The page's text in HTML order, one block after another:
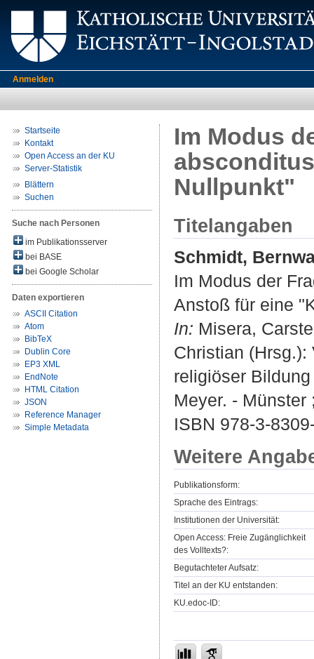
Anmelden
Startseite
Kontakt
Open Access an der KU
Server-Statistik
Blättern
Suchen
Suche nach Personen
im Publikationsserver
bei BASE
bei Google Scholar
Daten exportieren
ASCII Citation
Atom
BibTeX
Dublin Core
EP3 XML
EndNote
HTML Citation
JSON
Reference Manager
Simple Metadata
Im Modus
Nullpunkt"
Titelangaben
Schmidt,
Im Modus der
Anstoß für eine
In: Misera,
Christian
religiöser
Meyer. - Münster
ISBN 978-3-
Weitere
Publikationsform:
Sprache des Eintrags:
Institutionen der Universität:
Open Access: Freie Zugänglichkeit
des Volltexts?:
Begutachteter Aufsatz:
Titel an der KU entstanden:
KU.edoc-ID: